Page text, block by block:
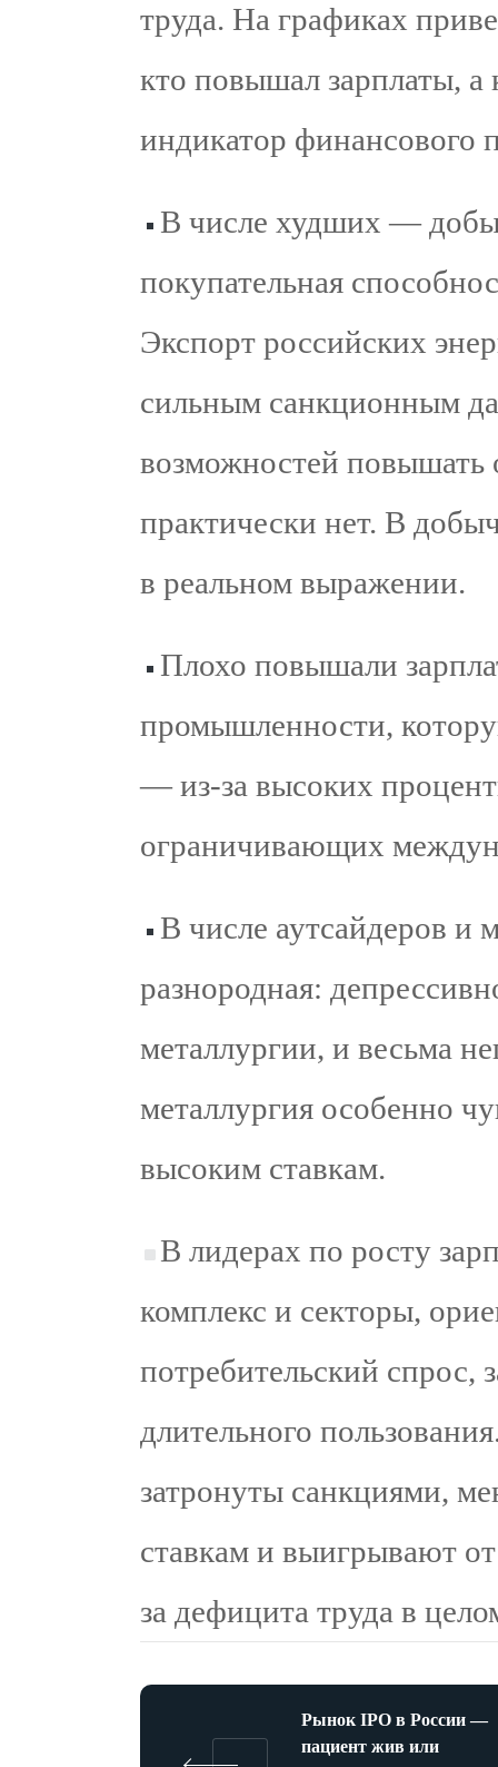
труда. На графиках
кто повышал зарплаты, а
индикатор финансового
В числе худших —
покупательная
Экспорт российских
сильным санкционным
возможностей повышать
практически нет. В
в реальном выражении.
Плохо повышали
промышленности,
— из-за высоких
ограничивающих
В числе аутсайдеров и
разнородная:
металлургии, и весьма
металлургия особенно
высоким ставкам.
В лидерах по росту
комплекс и секторы,
потребительский спрос,
длительного
затронуты санкциями,
ставкам и выигрывают
за дефицита труда в
Рынок IPO в России —
пациент жив или